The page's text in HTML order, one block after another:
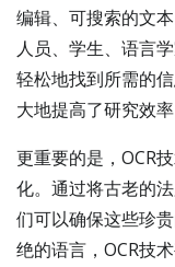
编辑、可搜索的文
人员、学生、语言
轻松地找到所需的
大地提高了研究效
更重要的是，OCR
化。通过将古老的
们可以确保这些珍
绝的语言，OCR技